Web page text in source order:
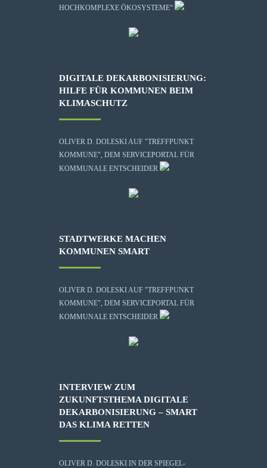
HOCHKOMPLEXE ÖKOSYSTEME“
DIGITALE DEKARBONISIERUNG:
HILFE FÜR KOMMUNEN BEIM
KLIMASCHUTZ
OLIVER D. DOLESKI AUF "TREFFPUNKT
KOMMUNE", DEM SERVICEPORTAL FÜR
KOMMUNALE ENTSCHEIDER
STADTWERKE MACHEN
KOMMUNEN SMART
OLIVER D. DOLESKI AUF "TREFFPUNKT
KOMMUNE", DEM SERVICEPORTAL FÜR
KOMMUNALE ENTSCHEIDER
INTERVIEW ZUM
ZUKUNFTSTHEMA DIGITALE
DEKARBONISIERUNG – SMART
DAS KLIMA RETTEN
OLIVER D. DOLESKI IN DER SPIEGEL-